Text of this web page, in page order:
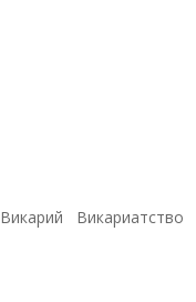
Викарий Викариатство